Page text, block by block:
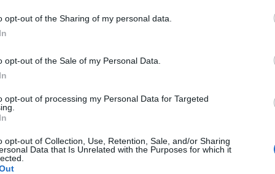
opt-out of the Sharing of my personal data.
opt-out of the Sale of my Personal Data.
opt-out of processing my Personal Data for Targeted
opt-out of Collection, Use, Retention, Sale, and/or Sharing
Data that Is Unrelated with the Purposes for which it